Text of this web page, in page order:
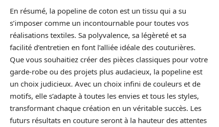
En résumé, la popeline de coton est un tissu qui a su
s’imposer comme un incontournable pour toutes vos
réalisations textiles. Sa polyvalence, sa légèreté et sa
facilité d’entretien en font l’alliée idéale des couturières.
Que vous souhaitiez créer des pièces classiques pour votre
garde-robe ou des projets plus audacieux, la popeline est
un choix judicieux. Avec un choix infini de couleurs et de
motifs, elle s’adapte à toutes les envies et tous les styles,
transformant chaque création en un véritable succès. Les
futurs résultats en couture seront à la hauteur des attentes